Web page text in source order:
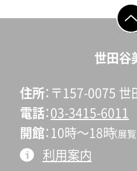
ページの先
世田谷
住所 〒157-0075 世
電話 03-3415-6011
開館 10時〜18時（展
利用案内